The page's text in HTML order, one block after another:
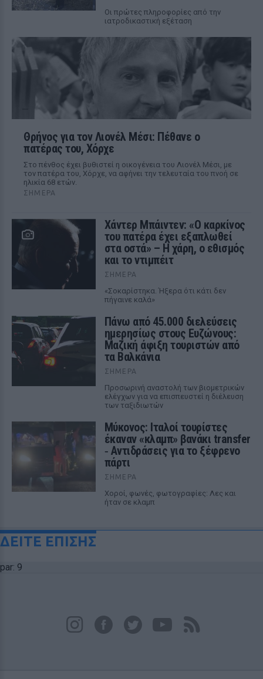
Οι πρώτες πληροφορίες από την
ιατροδικαστική εξέταση
Θρήνος για τον Λιονέλ Μέσι: Πέθανε ο
πατέρας του, Χόρχε
Στο πένθος έχει βυθιστεί η οικογένεια του Λιονέλ Μέσι, με
τον πατέρα του, Χόρχε, να αφήνει την τελευταία του πνοή σε
ηλικία 68 ετών.
ΣΉΜΕΡΑ
Χάντερ Μπάιντεν: «Ο καρκίνος
του πατέρα έχει εξαπλωθεί
στα οστά» – Η χάρη, ο εθισμός
και το ντιμπέιτ
ΣΉΜΕΡΑ
«Σοκαρίστηκα. Ήξερα ότι κάτι δεν
πήγαινε καλά»
Πάνω από 45.000 διελεύσεις
ημερησίως στους Ευζώνους:
Μαζική άφιξη τουριστών από
τα Βαλκάνια
ΣΉΜΕΡΑ
Προσωρινή αναστολή των βιομετρικών
ελέγχων για να επισπευστεί η διέλευση
των ταξιδιωτών
Μύκονος: Ιταλοί τουρίστες
έκαναν «κλαμπ» βανάκι transfer
‑ Αντιδράσεις για το ξέφρενο
πάρτι
ΣΉΜΕΡΑ
Χοροί, φωνές, φωτογραφίες: Λες και
ήταν σε κλαμπ
ΔΕΙΤΕ ΕΠΙΣΗΣ
par: 9